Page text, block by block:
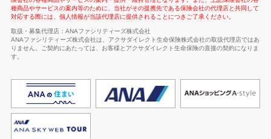
種商品やサービスの案内等のために、当社がその提携先である保険会社の代理店と共同して
対応する際には、個人情報が当該代理店に提供されることにつきご了承ください。
取扱・募集代理店：ANAファシリティーズ株式会社
ANAファシリティーズ株式会社は、アクサダイレクト生命保険株式会社の取扱代理店ではあ
りません。ご契約にあたっては、お客様とアクサダイレクト生命保険の直接の契約になりま
す。